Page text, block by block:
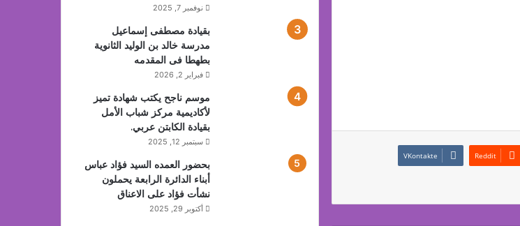
نوفمبر 7, 2025
بقيادة مصطفى إسماعيل
مدرسة خالد بن الوليد الثانوية
بطهطا فى المقدمه
فبراير 2, 2026
موسم ناجح يكتب شهادة تميز
لأكاديمية مركز شباب الأمل
بقيادة الكابتن عربي.
سبتمبر 12, 2025
بحضور العمده السيد فؤاد عباس
أبناء الدائرة الرابعة يحملون
نشأت فؤاد على الاعناق
أكتوبر 29, 2025